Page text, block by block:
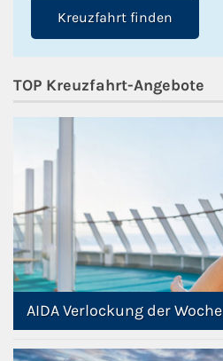
Kreuzfahrt finden
TOP Kreuzfahrt-Angebote
AIDA Verlockung der Woche